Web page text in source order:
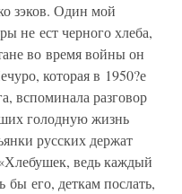
зэков. Один мой
не ест черного хлеба,
во время войны он
которая в 1950?е
вспоминала разговор
голодную жизнь
русских держат
ведь каждый
бы его, деткам послать,